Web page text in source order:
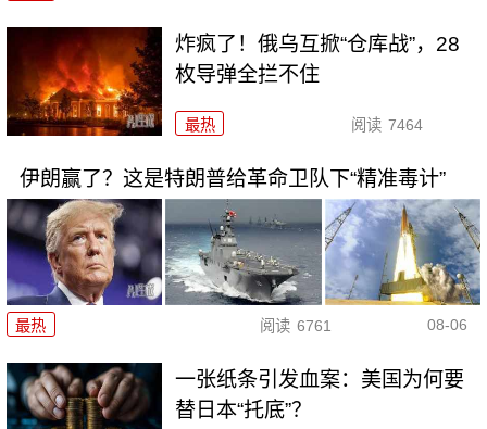
炸疯了！俄乌互掀“仓库战”，28
枚导弹全拦不住
最热 阅读 7464
伊朗赢了？这是特朗普给革命卫队下“精准毒计”
最热 阅读 6761 08-06
一张纸条引发血案：美国为何要
替日本“托底”？